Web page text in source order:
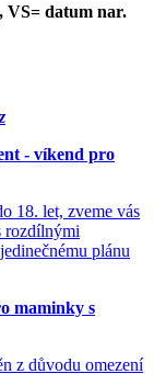
, VS= datum nar.
- víkend pro
18. let, zveme vás
rozdílnými
plánu
maminky s
z důvodu omezení